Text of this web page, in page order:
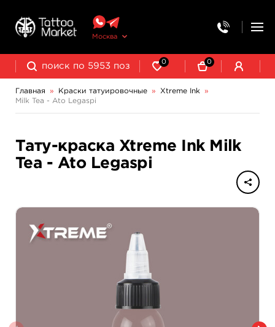
Москва
0 0
Главная » Краски татуировочные » Xtreme Ink
»
Milk Tea - Ato Legaspi
Тату-краска Xtreme Ink Milk
Tea - Ato Legaspi